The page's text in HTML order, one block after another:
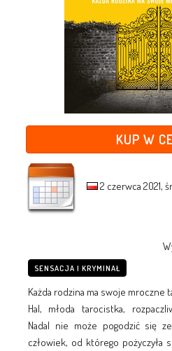
KUP W
2 czerwca 2021,
SENSACJA I KRYMINAŁ
Każda rodzina ma swoje mroczne
Hal, młoda tarocistka,
Nadal nie może pogodzić się
człowiek, od którego pożyczyła